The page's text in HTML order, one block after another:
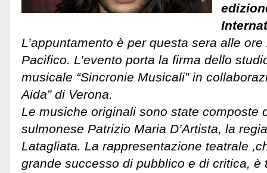
L’appuntamento è per questa sera alle
Pacifico. L’evento porta la firma dello
musicale “Sincronie Musicali” in
Aida” di Verona.
Le musiche originali sono state composte
sulmonese Patrizio Maria D’Artista, la
Latagliata. La rappresentazione teatrale
grande successo di pubblico e di critica, è